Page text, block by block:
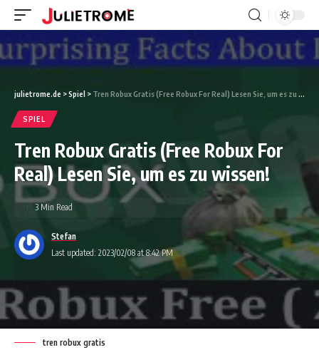
julietrome.de >Spiel > Tren Robux Gratis (Free Robux For Real) Lesen Sie, um es zu wissen!
SPIEL
Tren Robux Gratis (Free Robux For
Real) Lesen Sie, um es zu wissen!
Last updated: 2023/02/08 at 8:42 PM
Stefan
3 Min Read
tren robux gratis